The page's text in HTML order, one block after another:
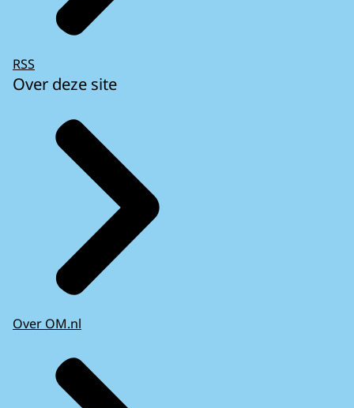
RSS
Over deze site
Over OM.nl